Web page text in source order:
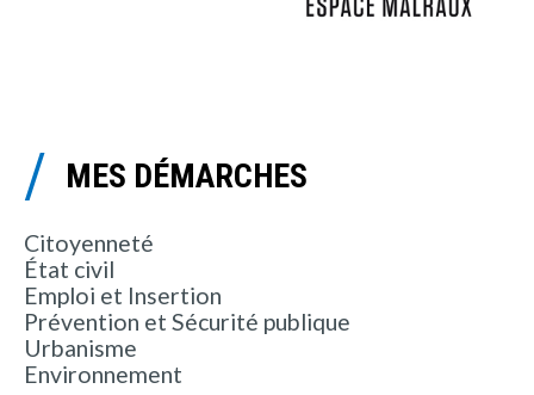
MES DÉMARCHES
Citoyenneté
État civil
Emploi et Insertion
Prévention et Sécurité publique
Urbanisme
Environnement